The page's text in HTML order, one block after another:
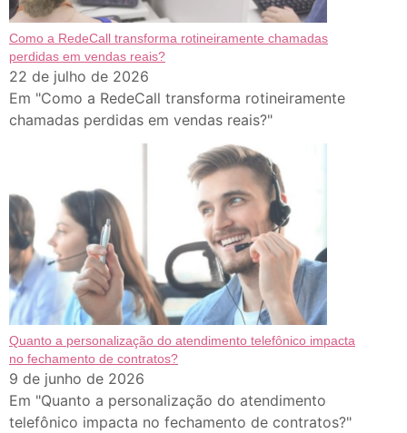
Como a RedeCall transforma rotineiramente chamadas
perdidas em vendas reais?
22 de julho de 2026
Em "Como a RedeCall transforma rotineiramente
chamadas perdidas em vendas reais?"
Quanto a personalização do atendimento telefônico impacta
no fechamento de contratos?
9 de junho de 2026
Em "Quanto a personalização do atendimento
telefônico impacta no fechamento de contratos?"